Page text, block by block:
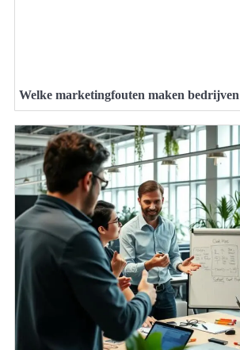
Welke marketingfouten maken